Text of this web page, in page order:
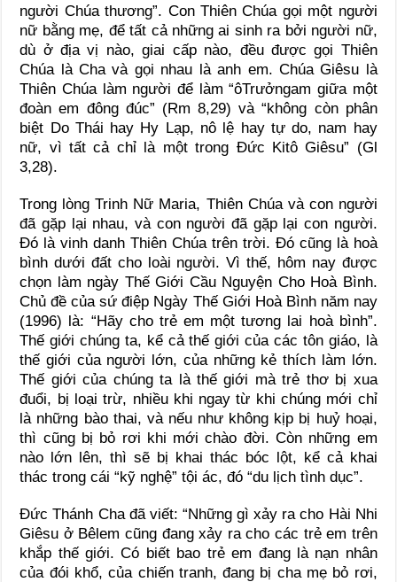
người Chúa thương”. Con Thiên Chúa gọi một người
nữ bằng mẹ, để tất cả những ai sinh ra bởi người nữ,
dù ở địa vị nào, giai cấp nào, đều được gọi Thiên
Chúa là Cha và gọi nhau là anh em. Chúa Giêsu là
Thiên Chúa làm người để làm “ôTrưởngam giữa một
đoàn em đông đúc” (Rm 8,29) và “không còn phân
biệt Do Thái hay Hy Lạp, nô lệ hay tự do, nam hay
nữ, vì tất cả chỉ là một trong Đức Kitô Giêsu” (Gl
3,28).
Trong lòng Trinh Nữ Maria, Thiên Chúa và con người
đã gặp lại nhau, và con người đã gặp lại con người.
Đó là vinh danh Thiên Chúa trên trời. Đó cũng là hoà
bình dưới đất cho loài người. Vì thế, hôm nay được
chọn làm ngày Thế Giới Cầu Nguyện Cho Hoà Bình.
Chủ đề của sứ điệp Ngày Thế Giới Hoà Bình năm nay
(1996) là: “Hãy cho trẻ em một tương lai hoà bình”.
Thế giới chúng ta, kể cả thế giới của các tôn giáo, là
thế giới của người lớn, của những kẻ thích làm lớn.
Thế giới của chúng ta là thế giới mà trẻ thơ bị xua
đuổi, bị loại trừ, nhiều khi ngay từ khi chúng mới chỉ
là những bào thai, và nếu như không kịp bị huỷ hoại,
thì cũng bị bỏ rơi khi mới chào đời. Còn những em
nào lớn lên, thì sẽ bị khai thác bóc lột, kể cả khai
thác trong cái “kỹ nghệ” tội ác, đó “du lịch tình dục”.
Đức Thánh Cha đã viết: “Những gì xảy ra cho Hài Nhi
Giêsu ở Bêlem cũng đang xảy ra cho các trẻ em trên
khắp thế giới. Có biết bao trẻ em đang là nạn nhân
của đói khổ, của chiến tranh, đang bị cha mẹ bỏ rơi,